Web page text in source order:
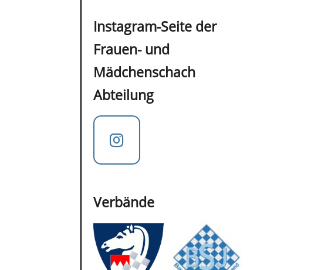
Instagram-Seite der
Frauen- und
Mädchenschach
Abteilung
Verbände